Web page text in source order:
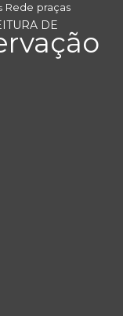
Rede praças
DE